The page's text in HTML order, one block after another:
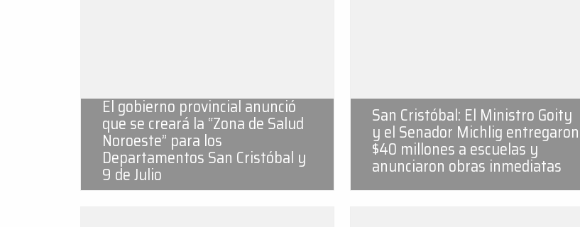
El gobierno provincial anunció
que se creará la “Zona de Salud
Noroeste” para los
Departamentos San Cristóbal y
9 de Julio
San Cristóbal: El Ministro Goity
y el Senador Michlig entregaron
$40 millones a escuelas y
anunciaron obras inmediatas